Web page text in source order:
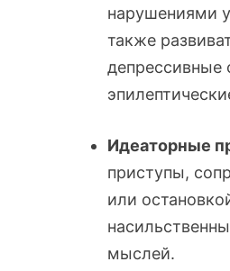
нарушениями
также
депрессивные
Идеаторные
приступы,
или
мыслей.